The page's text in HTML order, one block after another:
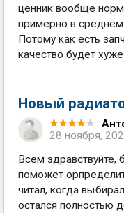
ценник вообще
примерно в среднем
Потому как есть
качество будет
Новый
28 ноября,
Всем здравствуйте,
поможет
читал, когда
остался полностью